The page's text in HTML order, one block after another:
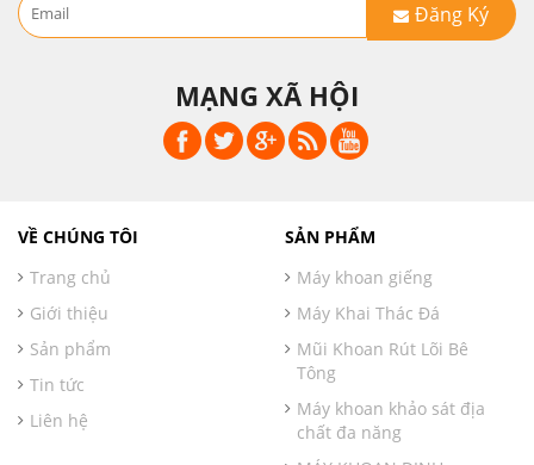
Đăng Ký
MẠNG XÃ HỘI
VỀ CHÚNG TÔI
Trang chủ
Giới thiệu
Sản phẩm
Tin tức
Liên hệ
SẢN PHẨM
Máy khoan giếng
Máy Khai Thác Đá
Mũi Khoan Rút Lõi Bê
Tông
Máy khoan khảo sát địa
chất đa năng